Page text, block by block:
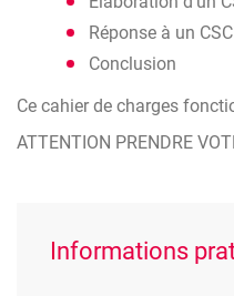
Réponse à un
Conclusion
Ce cahier de charges
ATTENTION PRENDRE
Informations